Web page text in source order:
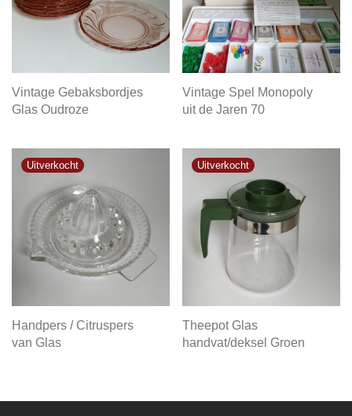
Vintage Gebaksbordjes
Glas Oudroze
Vintage Spel Monopoly
uit de Jaren 70
Handpers / Citruspers
van Glas
Theepot Glas
handvat/deksel Groen